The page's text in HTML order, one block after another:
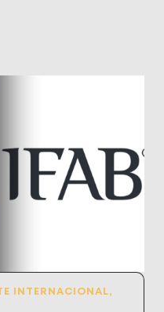
INTERNACIONAL,